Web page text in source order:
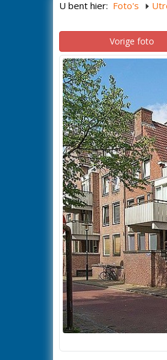
U bent hier: Foto's
Vorige foto